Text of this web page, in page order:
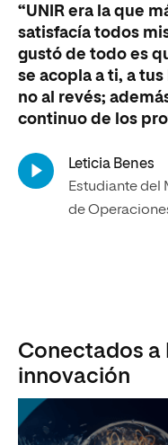
“UNIR era la que
satisfacía todos
gustó de todo es
se acopla a ti, a
no al revés;
continuo de los
Leticia Benes
Estudiante del
de
Conectados a
innovación